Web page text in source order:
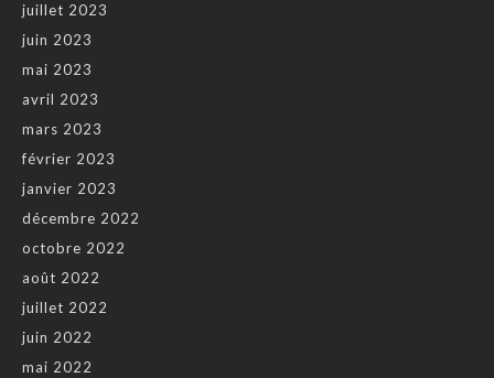
juillet 2023
juin 2023
mai 2023
avril 2023
mars 2023
février 2023
janvier 2023
décembre 2022
octobre 2022
août 2022
juillet 2022
juin 2022
mai 2022